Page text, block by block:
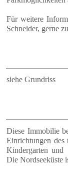
Für weitere
Schneider, gerne
siehe Grundriss
Diese Immobilie
Einrichtungen des
Kindergarten und
Die Nordseeküste